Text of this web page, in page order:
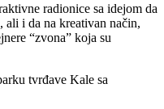
radionice sa idejom da
ali i da na kreativan način,
“zvona” koja su
tvrđave Kale sa